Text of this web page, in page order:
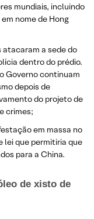
mundiais, incluindo
nome de Hong
atacaram a sede do
dentro do prédio.
Governo continuam
depois de
do projeto de
crimes;
em massa no
lei que permitiria que
para a China.
de xisto de